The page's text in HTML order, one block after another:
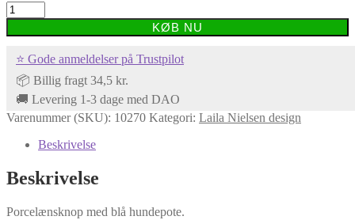
Porcelænsknop
med
blå
antal
KØB NU
⭐ Gode anmeldelser på Trustpilot
📦 Billig fragt 34,5 kr.
🚚 Levering 1-3 dage med DAO
Varenummer (SKU): 10270 Kategori: Laila Nielsen design
Beskrivelse
Beskrivelse
Porcelænsknop med blå hundepote.